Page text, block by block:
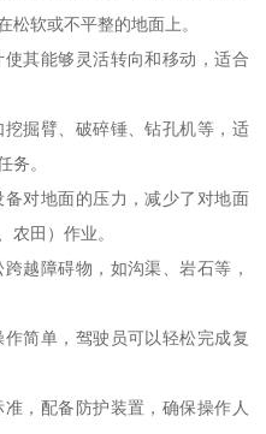
松软或不平整的地面上。
其能够灵活转向和移动，适合
掘臂、破碎锤、钻孔机等，适
务。
对地面的压力，减少了对地面
农田）作业。
越障碍物，如沟渠、岩石等，
简单，驾驶员可以轻松完成复
，配备防护装置，确保操作人